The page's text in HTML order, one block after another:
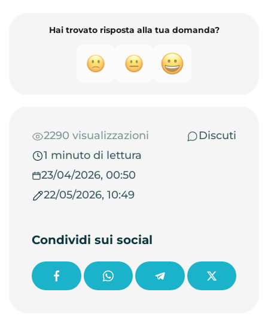
Hai trovato risposta alla tua domanda?
2290 visualizzazioni
Discuti
1 minuto di lettura
23/04/2026, 00:50
22/05/2026, 10:49
Condividi sui social